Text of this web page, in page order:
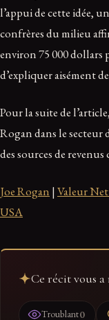
l’appui de cette idée,
confrères du milieu
environ 75 000 dollars
d’expliquer aisément
Pour la suite de
Rogan dans le secteur
des sources de
Joe Rogan | Valeur
USA
Ce récit vous a
Troublant0